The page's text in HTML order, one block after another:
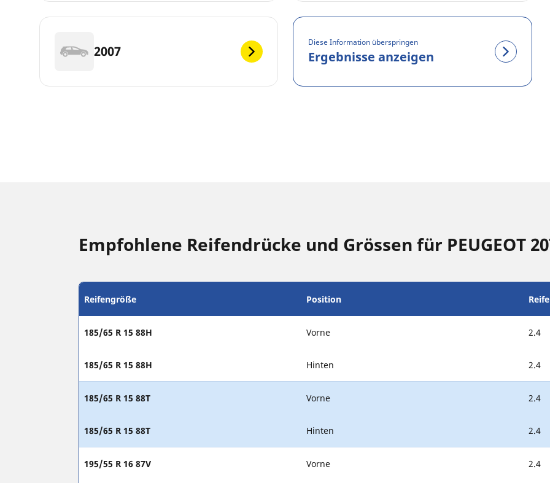
2007
Diese Information überspringen
Ergebnisse anzeigen
Empfohlene Reifendrücke und Grössen für PEUGEOT
Reifengröße Position
185/65 R 15 88H Vorne 2.4
185/65 R 15 88H Hinten 2.4
185/65 R 15 88T Vorne 2.4
185/65 R 15 88T Hinten 2.4
195/55 R 16 87V Vorne 2.4